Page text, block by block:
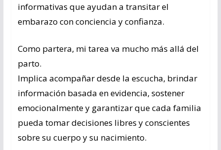
informativas que ayudan a transitar el
embarazo con conciencia y confianza.
Como partera, mi tarea va mucho más allá del
parto.
Implica acompañar desde la escucha, brindar
información basada en evidencia, sostener
emocionalmente y garantizar que cada familia
pueda tomar decisiones libres y conscientes
sobre su cuerpo y su nacimiento.